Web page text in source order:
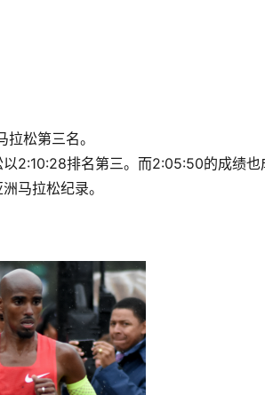
松第三名。
2:10:28排名第三。而2:05:50的成绩也
马拉松纪录。